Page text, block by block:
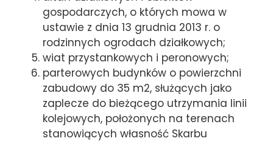
gospodarczych, o których mowa w
ustawie z dnia 13 grudnia 2013 r. o
rodzinnych ogrodach działkowych;
wiat przystankowych i peronowych;
parterowych budynków o powierzchni
zabudowy do 35 m2, służących jako
zaplecze do bieżącego utrzymania linii
kolejowych, położonych na terenach
stanowiących własność Skarbu